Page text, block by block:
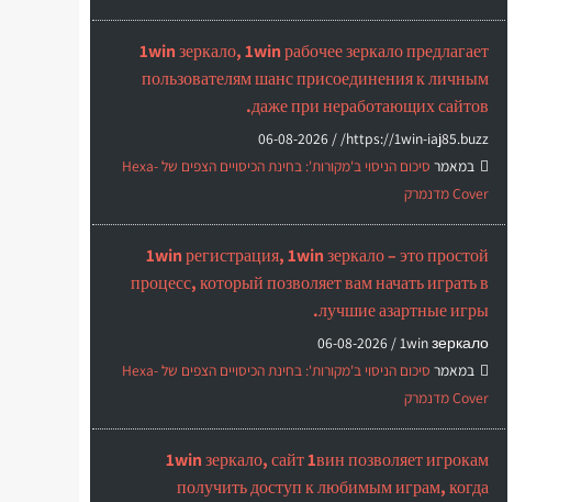
1win зеркало, 1win рабочее зеркало предлагает
пользователям шанс присоединения к личным
даже при неработающих сайтов.
https://1win-iaj85.buzz/ /
06-08-2026
במאמר
סיכום הניסוי ב'מקורות': בחינת הכיסויים הצפים של Hexa-
Cover מדנמרק
1win регистрация, 1win зеркало – это простой
процесс, который позволяет вам начать играть в
лучшие азартные игры.
1win зеркало /
06-08-2026
במאמר
סיכום הניסוי ב'מקורות': בחינת הכיסויים הצפים של Hexa-
Cover מדנמרק
1win зеркало, сайт 1вин позволяет игрокам
получить доступ к любимым играм, когда